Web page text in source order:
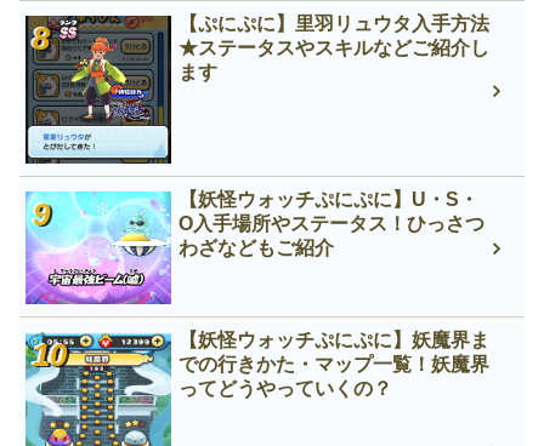
【ぷにぷに】里羽リュウタ入手方法
★ステータスやスキルなどご紹介し
ます
【妖怪ウォッチぷにぷに】U・S・
O入手場所やステータス！ひっさつ
わざなどもご紹介
【妖怪ウォッチぷにぷに】妖魔界ま
での行きかた・マップ一覧！妖魔界
ってどうやっていくの？